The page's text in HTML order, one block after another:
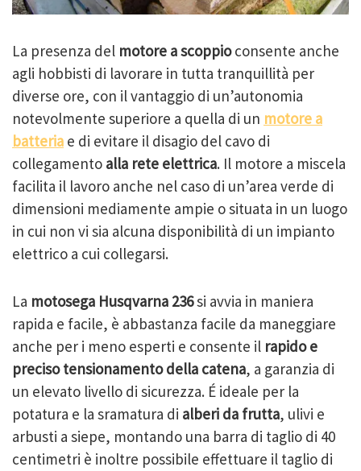
La presenza del motore a scoppioconsente anche
agli hobbisti di lavorare in tutta tranquillità per
diverse ore, con il vantaggio di un’autonomia
notevolmente superiore a quella di un motore a
batteria e di evitare il disagio del cavo di
collegamento alla rete elettrica. Il motore a miscela
facilita il lavoro anche nel caso di un’area verde di
dimensioni mediamente ampie o situata in un luogo
in cui non vi sia alcuna disponibilità di un impianto
elettrico a cui collegarsi.
La motosega Husqvarna 236si avvia in maniera
rapida e facile, è abbastanza facile da maneggiare
anche per i meno esperti e consente il rapido e
preciso tensionamento della catena, a garanzia di
un elevato livello di sicurezza. É ideale per la
potatura e la sramatura di alberi da frutta, ulivi e
arbusti a siepe, montando una barra di taglio di 40
centimetri è inoltre possibile effettuare il taglio di